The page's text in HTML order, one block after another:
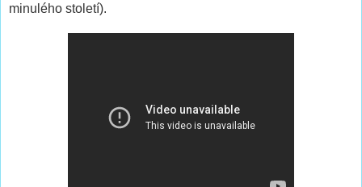
minulého století).